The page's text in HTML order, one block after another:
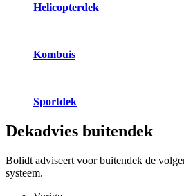
Helicopterdek
Kombuis
Sportdek
Dekadvies buitendek
Bolidt adviseert voor buitendek de
systeem.